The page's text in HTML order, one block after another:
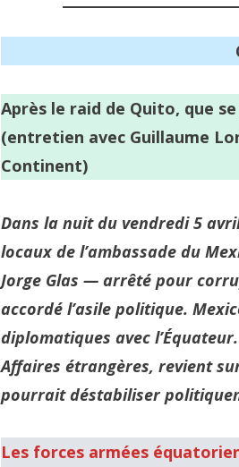
Après le raid de Quito, que
(entretien avec Guillaume
Continent)
Dans la nuit du vendredi 5
locaux de l’ambassade du
Jorge Glas — arrêté pour
accordé l’asile politique.
diplomatiques avec
Affaires étrangères, revient
pourrait déstabiliser
Les forces armées